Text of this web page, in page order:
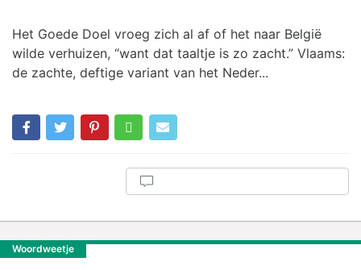
Het Goede Doel vroeg zich al af of het naar België
wilde verhuizen, “want dat taaltje is zo zacht.” Vlaams:
de zachte, deftige variant van het Neder...
Woordweetje